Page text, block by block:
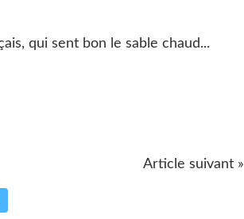
qui sent bon le sable chaud...
Article suivant »